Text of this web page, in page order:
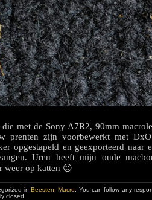
met de Sony A7R2, 90mm
prenten zijn voorbewerkt met DxO
opgestapeld en geexporteerd naar
Uren heeft mijn oude
weer op katten 😉
inBeesten ,Macro . You can follow any
closed.